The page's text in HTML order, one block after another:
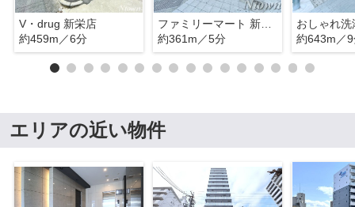
V・drug 新栄店
約459m／6分
ファミリーマート 新栄一丁目店
約361m／5分
約643m／
エリアの近い物件